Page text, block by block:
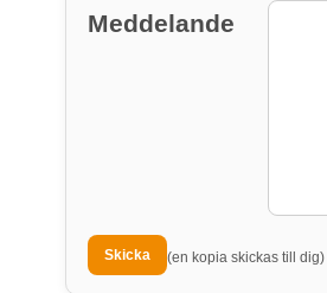
Meddelande
(en kopia skickas till dig)